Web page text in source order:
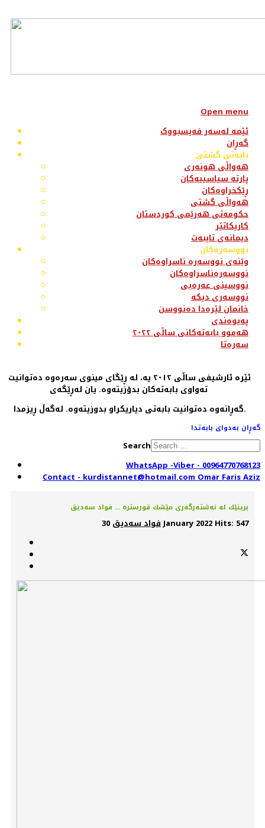
Open menu
ئێمە لەسەر فەیسبووک
گەڕان
بابەتی گشتی
هەواڵی هونەری
پارتە سیاسییەکان
ڕێکخراوەکان
هەواڵی گشتی
حکومەتی هەرێمی کوردستان
کاریکاتێر
دیمانەی تایبەت
نووسەرەکان
وێنەی نووسەرە ناسراوەکان
نووسەرەناسراوەکان
نووسینی عەرەبی
نووسەری دیکە
خانمان لێرەدا دەنووسن
پەیوەندی
هەموو بابەتەکانی ساڵی ٢٠٢٢
سەرەتا
ئێرە ئارشیفی ساڵی ٢٠١٢ یە، لە ڕێگای مینوی سەرەوە دەتوانیت
تەواوی بابەتەکان بدۆزیتەوە. یان لەڕێگەی
گەڕانەوە دەتوانیت بابەتی دیاریکراو بدوزیتەوە. لەگەڵ ڕیزمدا.
گەڕان بەدوای بابەتدا
Search
WhatsApp -Viber - 00964770768123
Contact - kurdistannet@hotmail.com Omar Faris Aziz
برینێك لە نەشتەرگەری مێشك قورسترە ... فواد سەدیق
فواد سەدیق30 January 2022 Hits: 547